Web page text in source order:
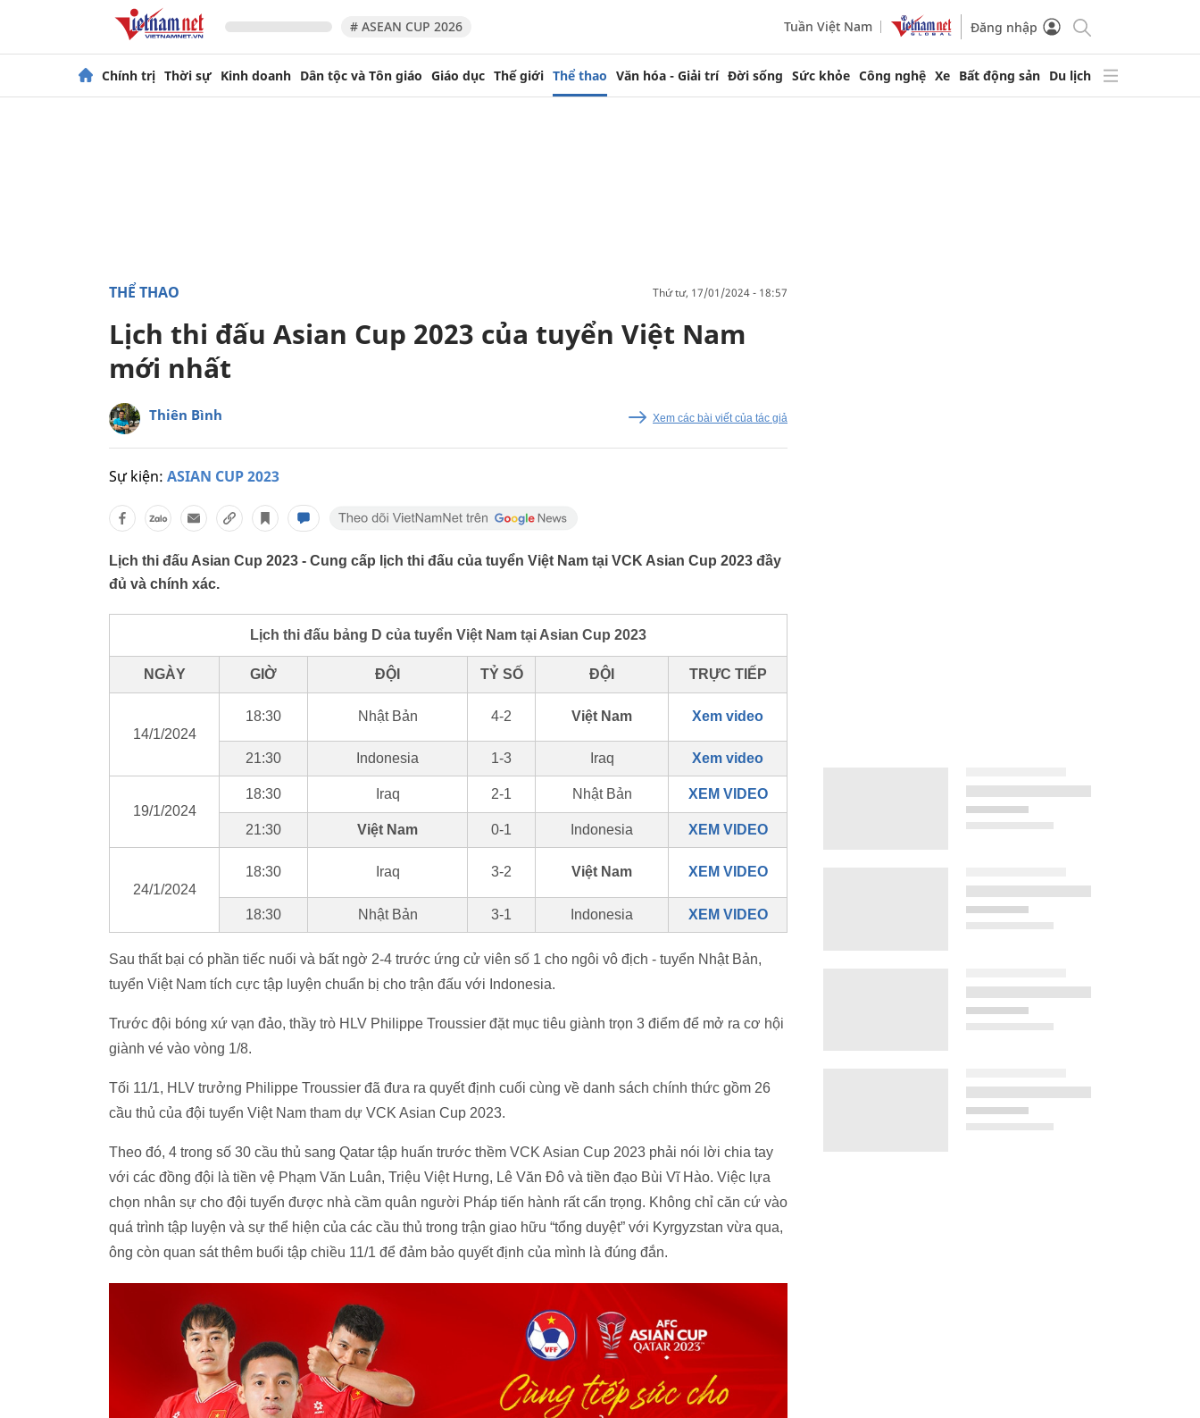
# ASEAN CUP 2026 Tuần Việt Nam Đăng nhập
Chính trị Thời sự Kinh doanh Dân tộc và Tôn giáo Giáo dục Thế giới Thể thao Văn hóa - Giải trí Đời sống Sức khỏe Công nghệ Xe Bất động sản Du lịch
THỂ THAO thứ tư, 17/01/2024 - 18:57
Lịch thi đấu Asian Cup 2023 của tuyển Việt Nam
mới nhất
Thiên Bình Xem các bài viết của tác giả
Sự kiện: ASIAN CUP 2023
Lịch thi đấu Asian Cup 2023 - Cung cấp lịch thi đấu của tuyển Việt Nam tại VCK Asian Cup 2023 đầy
đủ và chính xác.
Lịch thi đấu bảng D của tuyển Việt Nam tại Asian Cup 2023
NGÀY GIỜ ĐỘI TỶ SỐ ĐỘI TRỰC TIẾP
14/1/2024
18:30 Nhật Bản 4-2 Việt Nam Xem video
21:30 Indonesia 1-3 Iraq Xem video
19/1/2024
18:30 Iraq 2-1 Nhật Bản XEM VIDEO
21:30 Việt Nam 0-1 Indonesia XEM VIDEO
24/1/2024
18:30 Iraq 3-2 Việt Nam XEM VIDEO
18:30 Nhật Bản 3-1 Indonesia XEM VIDEO
Sau thất bại có phần tiếc nuối và bất ngờ 2-4 trước ứng cử viên số 1 cho ngôi vô địch - tuyển Nhật Bản,
tuyển Việt Nam tích cực tập luyện chuẩn bị cho trận đấu với Indonesia.
Trước đội bóng xứ vạn đảo, thầy trò HLV Philippe Troussier đặt mục tiêu giành trọn 3 điểm để mở ra cơ hội
giành vé vào vòng 1/8.
Tối 11/1, HLV trưởng Philippe Troussier đã đưa ra quyết định cuối cùng về danh sách chính thức gồm 26
cầu thủ của đội tuyển Việt Nam tham dự VCK Asian Cup 2023.
Theo đó, 4 trong số 30 cầu thủ sang Qatar tập huấn trước thềm VCK Asian Cup 2023 phải nói lời chia tay
với các đồng đội là tiền vệ Phạm Văn Luân, Triệu Việt Hưng, Lê Văn Đô và tiền đạo Bùi Vĩ Hào. Việc lựa
chọn nhân sự cho đội tuyển được nhà cầm quân người Pháp tiến hành rất cẩn trọng. Không chỉ căn cứ vào
quá trình tập luyện và sự thể hiện của các cầu thủ trong trận giao hữu “tổng duyệt” với Kyrgyzstan vừa qua,
ông còn quan sát thêm buổi tập chiều 11/1 để đảm bảo quyết định của mình là đúng đắn.